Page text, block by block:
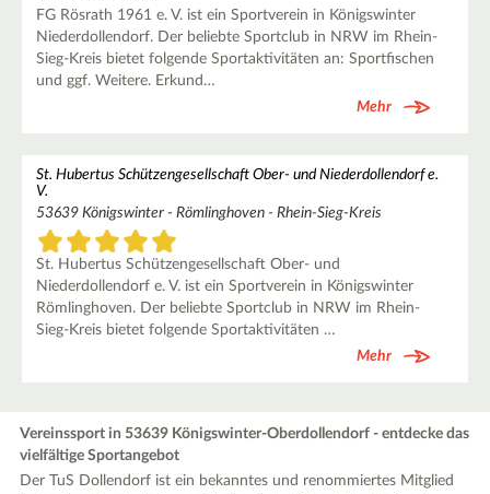
FG Rösrath 1961 e. V. ist ein Sportverein in Königswinter
Niederdollendorf. Der beliebte Sportclub in NRW im Rhein-
Sieg-Kreis bietet folgende Sportaktivitäten an: Sportfischen
und ggf. Weitere. Erkund…
Mehr
St. Hubertus Schützengesellschaft Ober- und Niederdollendorf e.
V.
53639 Königswinter - Römlinghoven - Rhein-Sieg-Kreis
St. Hubertus Schützengesellschaft Ober- und
Niederdollendorf e. V. ist ein Sportverein in Königswinter
Römlinghoven. Der beliebte Sportclub in NRW im Rhein-
Sieg-Kreis bietet folgende Sportaktivitäten …
Mehr
Vereinssport in 53639 Königswinter-Oberdollendorf - entdecke das
vielfältige Sportangebot
Der TuS Dollendorf ist ein bekanntes und renommiertes Mitglied